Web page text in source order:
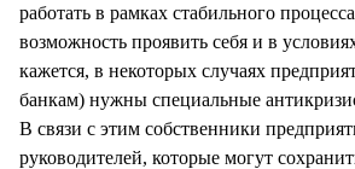
работать в рамках стабильного
возможность проявить себя и в
кажется, в некоторых случаях
банкам) нужны специальные
В связи с этим собственники
руководителей, которые могут